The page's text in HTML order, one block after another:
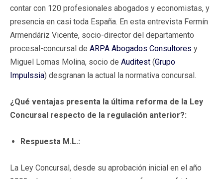
contar con 120 profesionales abogados y economistas, y
presencia en casi toda España. En esta entrevista Fermín
Armendáriz Vicente, socio-director del departamento
procesal-concursal de ARPA Abogados Consultores y
Miguel Lomas Molina, socio de Auditest (Grupo
Impulssia) desgranan la actual la normativa concursal.
¿Qué ventajas presenta la última reforma de la Ley
Concursal respecto de la regulación anterior?:
Respuesta M.L.:
La Ley Concursal, desde su aprobación inicial en el año